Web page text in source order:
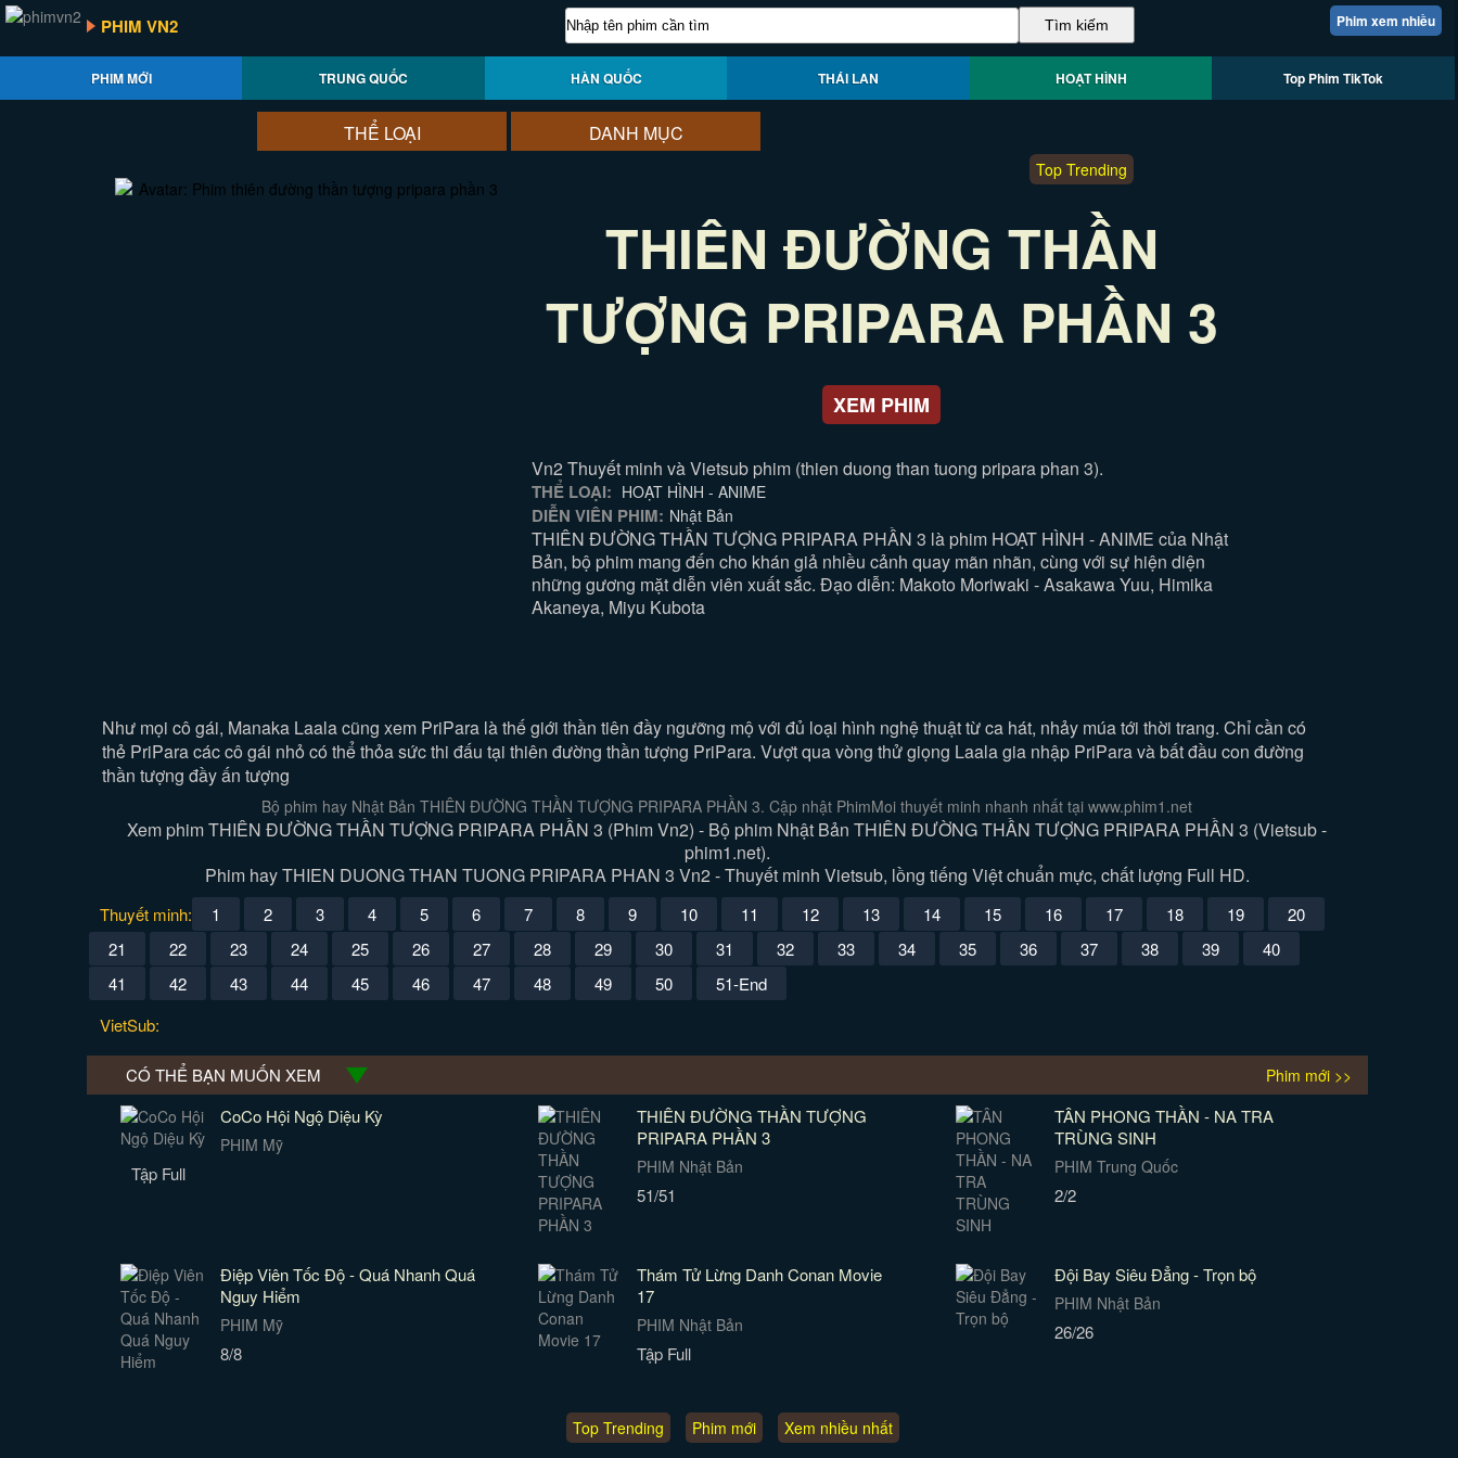
Phim xem nhiều
PHIM VN2
PHIM MỚI TRUNG QUỐC HÀN QUỐC THÁI LAN HOẠT HÌNH Top Phim TikTok
THỂ LOẠI DANH MỤC
Top Trending
THIÊN ĐƯỜNG THẦN
TƯỢNG PRIPARA PHẦN 3
XEM PHIM
Vn2 Thuyết minh và Vietsub phim (thien duong than tuong pripara phan 3).
THỂ LOẠI: HOẠT HÌNH - ANIME
DIỄN VIÊN PHIM: Nhật Bản
THIÊN ĐƯỜNG THẦN TƯỢNG PRIPARA PHẦN 3 là phim HOẠT HÌNH - ANIME của Nhật
Bản, bộ phim mang đến cho khán giả nhiều cảnh quay mãn nhãn, cùng với sự hiện diện
những gương mặt diễn viên xuất sắc. Đạo diễn: Makoto Moriwaki - Asakawa Yuu, Himika
Akaneya, Miyu Kubota
Như mọi cô gái, Manaka Laala cũng xem PriPara là thế giới thần tiên đầy ngưỡng mộ với đủ loại hình nghệ thuật từ ca hát, nhảy múa tới thời trang. Chỉ cần có
thẻ PriPara các cô gái nhỏ có thể thỏa sức thi đấu tại thiên đường thần tượng PriPara. Vượt qua vòng thử giọng Laala gia nhập PriPara và bất đầu con đường
thần tượng đầy ấn tượng
Bộ phim hay Nhật Bản THIÊN ĐƯỜNG THẦN TƯỢNG PRIPARA PHẦN 3. Cập nhật PhimMoi thuyết minh nhanh nhất tại www.phim1.net
Xem phim THIÊN ĐƯỜNG THẦN TƯỢNG PRIPARA PHẦN 3 (Phim Vn2) - Bộ phim Nhật Bản THIÊN ĐƯỜNG THẦN TƯỢNG PRIPARA PHẦN 3 (Vietsub -
phim1.net).
Phim hay THIEN DUONG THAN TUONG PRIPARA PHAN 3 Vn2 - Thuyết minh Vietsub, lồng tiếng Việt chuẩn mực, chất lượng Full HD.
Thuyết minh: 1 2 3 4 5 6 7 8 9 10 11 12 13 14 15 16 17 18 19
20
21
22 23 24 25 26 27 28 29 30 31 32 33 34 35 36 37 38 39
40
41
42 43 44 45 46 47 48 49 50
51-End
VietSub:
CÓ THỂ BẠN MUỐN XEM Phim mới >>
CoCo Hội Ngộ Diệu Kỳ
PHIM Mỹ
Tập Full
THIÊN ĐƯỜNG THẦN TƯỢNG
PRIPARA PHẦN 3
PHIM Nhật Bản
51/51
TÂN PHONG THẦN - NA TRA
TRÙNG SINH
PHIM Trung Quốc
2/2
Điệp Viên Tốc Độ - Quá Nhanh Quá
Nguy Hiểm
PHIM Mỹ
8/8
Thám Tử Lừng Danh Conan Movie
17
PHIM Nhật Bản
Tập Full
Đội Bay Siêu Đẳng - Trọn bộ
PHIM Nhật Bản
26/26
Top Trending Phim mới Xem nhiều nhất